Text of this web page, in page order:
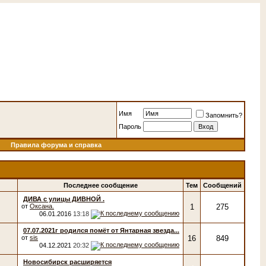
Имя
Запомнить?
Пароль
Правила форума и справка
Последнее сообщение Тем Сообщений
ДИВА с улицы ДИВНОЙ .
от Оксана.
06.01.2016 13:18
1 275
07.07.2021г родился помёт от Янтарная звезда...
от sis
04.12.2021 20:32
16 849
Новосибирск расширяется